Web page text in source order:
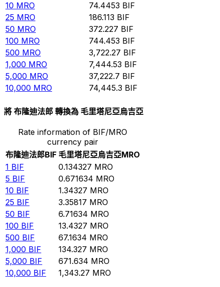
10 MRO 74.4453 BIF
25 MRO 186.113 BIF
50 MRO 372.227 BIF
100 MRO 744.453 BIF
500 MRO 3,722.27 BIF
1,000 MRO 7,444.53 BIF
5,000 MRO 37,222.7 BIF
10,000 MRO 74,445.3 BIF
將 布隆迪法郎 轉換為 毛里塔尼亞烏吉亞
Rate information of BIF/MRO
currency pair
布隆迪法郎BIF 毛里塔尼亞烏吉亞MRO
1 BIF 0.134327 MRO
5 BIF 0.671634 MRO
10 BIF 1.34327 MRO
25 BIF 3.35817 MRO
50 BIF 6.71634 MRO
100 BIF 13.4327 MRO
500 BIF 67.1634 MRO
1,000 BIF 134.327 MRO
5,000 BIF 671.634 MRO
10,000 BIF 1,343.27 MRO